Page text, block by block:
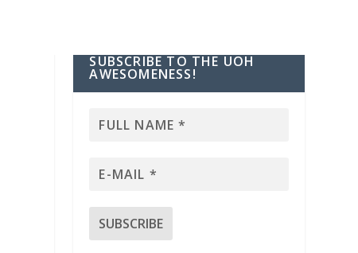
SUBSCRIBE TO THE UOH
AWESOMENESS!